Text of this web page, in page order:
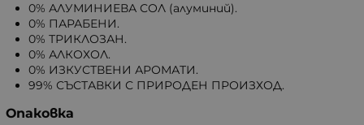
0% АЛУМИНИЕВА СОЛ (алуминий).
0% ПАРАБЕНИ.
0% ТРИКЛОЗАН.
0% АЛКОХОЛ.
0% ИЗКУСТВЕНИ АРОМАТИ.
99% СЪСТАВКИ С ПРИРОДЕН ПРОИЗХОД.
Опаковка